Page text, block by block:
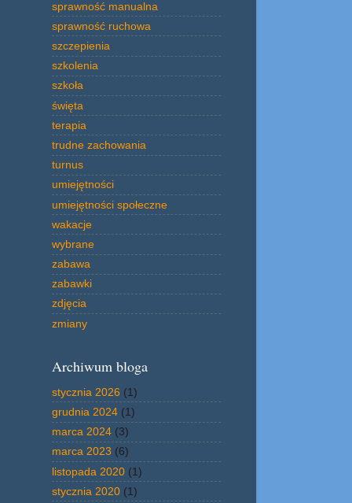
sprawność manualna
sprawność ruchowa
szczepienia
szkolenia
szkoła
święta
terapia
trudne zachowania
turnus
umiejętności
umiejętności społeczne
wakacje
wybrane
zabawa
zabawki
zdjęcia
zmiany
Archiwum bloga
stycznia 2026 (1)
grudnia 2024 (1)
marca 2024 (3)
marca 2023 (6)
listopada 2020 (1)
stycznia 2020 (1)